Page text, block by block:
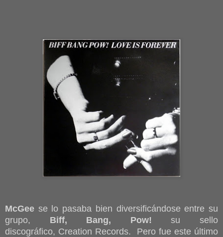
McGee se lo pasaba bien diversificándose entre su
grupo, Biff, Bang, Pow! su sello
discográfico, Creation Records. Pero fue este último